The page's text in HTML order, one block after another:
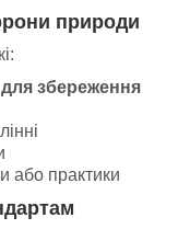
природи
збереження
або практики